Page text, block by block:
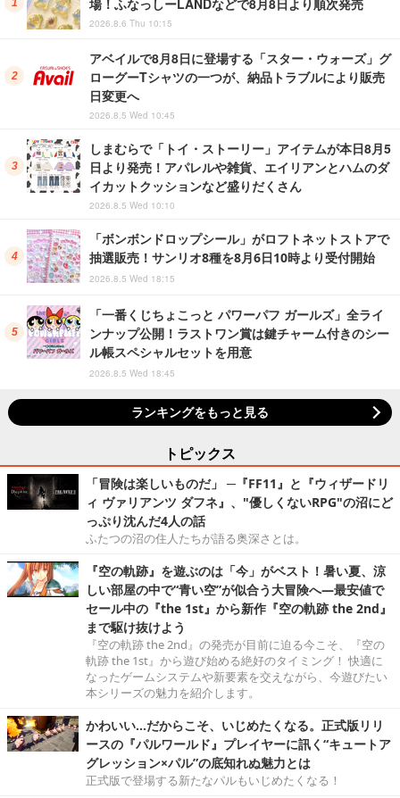
場！ふなっしーLANDなどで8月8日より順次発売
2026.8.6 Thu 10:15
アベイルで8月8日に登場する「スター・ウォーズ」グ
ローグーTシャツの一つが、納品トラブルにより販売
日変更へ
2026.8.5 Wed 10:45
しまむらで「トイ・ストーリー」アイテムが本日8月5
日より発売！アパレルや雑貨、エイリアンとハムのダ
イカットクッションなど盛りだくさん
2026.8.5 Wed 10:10
「ボンボンドロップシール」がロフトネットストアで
抽選販売！サンリオ8種を8月6日10時より受付開始
2026.8.5 Wed 18:15
「一番くじちょこっと パワーパフ ガールズ」全ライ
ンナップ公開！ラストワン賞は鍵チャーム付きのシー
ル帳スペシャルセットを用意
2026.8.5 Wed 18:45
ランキングをもっと見る
トピックス
「冒険は楽しいものだ」 ─『FF11』と『ウィザードリ
ィ ヴァリアンツ ダフネ』、"優しくないRPG"の沼にど
っぷり沈んだ4人の話
ふたつの沼の住人たちが語る奥深さとは。
『空の軌跡』を遊ぶのは「今」がベスト！暑い夏、涼
しい部屋の中で“青い空”が似合う大冒険へ―最安値で
セール中の『the 1st』から新作『空の軌跡 the 2nd』
まで駆け抜けよう
『空の軌跡 the 2nd』の発売が目前に迫る今こそ、『空の
軌跡 the 1st』から遊び始める絶好のタイミング！ 快適に
なったゲームシステムや新要素を交えながら、今遊びたい
本シリーズの魅力を紹介します。
かわいい…だからこそ、いじめたくなる。正式版リリ
ースの『パルワールド』プレイヤーに訊く“キュートア
グレッション×パル”の底知れぬ魅力とは
正式版で登場する新たなパルもいじめたくなる！